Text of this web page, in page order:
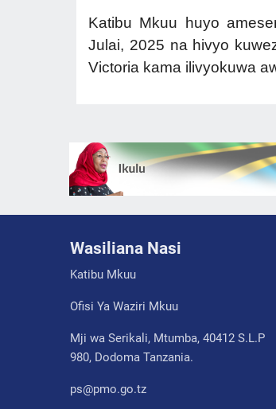
Katibu Mkuu huyo
Julai, 2025 na hivyo
Victoria kama ilivyokuwa
Wasiliana Nasi
Katibu Mkuu
Ofisi Ya Waziri Mkuu
Mji wa Serikali, Mtumba, 40412 S.L.P
980, Dodoma Tanzania.
ps@pmo.go.tz